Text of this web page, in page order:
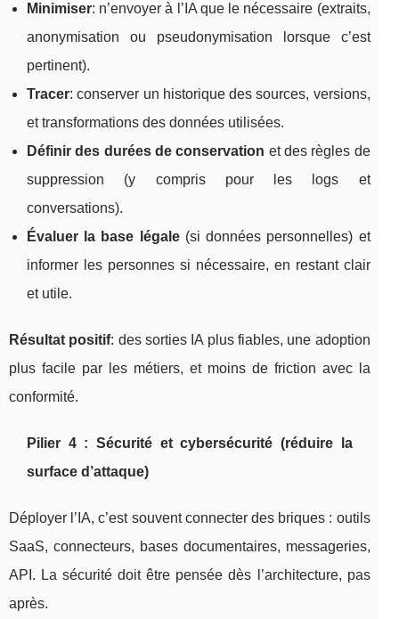
Minimiser: n’envoyer à l’IA que le nécessaire (extraits,
anonymisation ou pseudonymisation lorsque c’est
pertinent).
Tracer: conserver un historique des sources, versions,
et transformations des données utilisées.
Définir des durées de conservation et des règles de
suppression (y compris pour les logs et
conversations).
Évaluer la base légale(si données personnelles) et
informer les personnes si nécessaire, en restant clair
et utile.
Résultat positif: des sorties IA plus fiables, une adoption
plus facile par les métiers, et moins de friction avec la
conformité.
Pilier 4 : Sécurité et cybersécurité (réduire la
surface d’attaque)
Déployer l’IA, c’est souvent connecter des briques : outils
SaaS, connecteurs, bases documentaires, messageries,
API. La sécurité doit être pensée dès l’architecture, pas
après.